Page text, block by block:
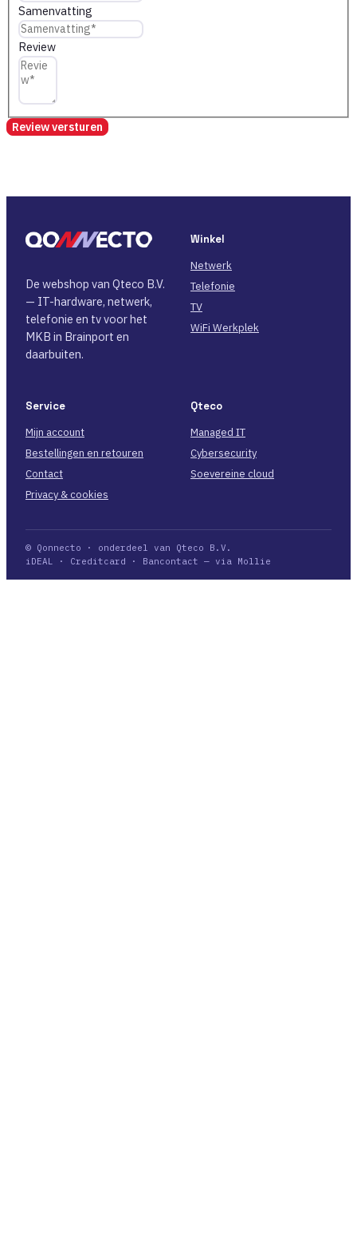
Samenvatting
Review
Review versturen
De webshop van Qteco B.V.
— IT-hardware, netwerk,
telefonie en tv voor het
MKB in Brainport en
daarbuiten.
Winkel
Netwerk
Telefonie
TV
WiFi Werkplek
Service
Mijn account
Bestellingen en retouren
Contact
Privacy & cookies
Qteco
Managed IT
Cybersecurity
Soevereine cloud
© Qonnecto · onderdeel van Qteco B.V.
iDEAL · Creditcard · Bancontact — via Mollie